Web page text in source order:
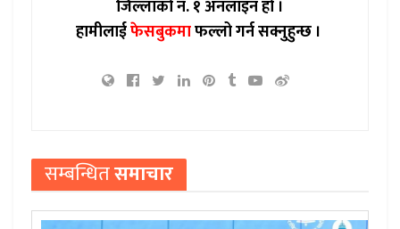
जिल्लाको नं. १ अनलाइन हो ।
हामीलाईफेसबुकमाफल्लो गर्न सक्नुहुन्छ ।
सम्बन्धितसमाचार